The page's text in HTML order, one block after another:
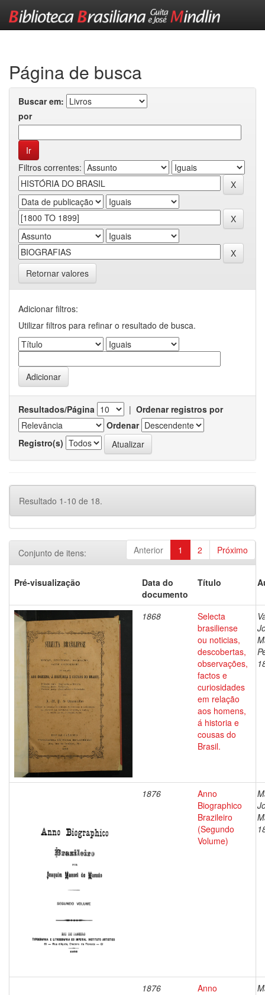
Página de busca
Buscar em:
por
Filtros correntes:
Retornar valores
Adicionar filtros:
Utilizar filtros para refinar o resultado de busca.
Resultados/Página | Ordenar registros por
Ordenar
Registro(s)
Resultado 1-10 de 18.
Anterior 1 2 Próximo
Conjunto de itens:
Pré-visualização
Data do
documento
Título
1868
Selecta
brasiliense
ou noticias,
descobertas,
observações,
factos e
curiosidades
em relação
aos homens,
á historia e
cousas do
Brasil.
1876
Anno
Biographico
Brazileiro
(Segundo
Volume)
1876
Anno